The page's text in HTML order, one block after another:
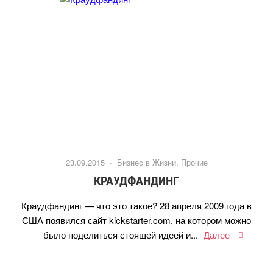
23.09.2015 · Бизнес в Жизни, Прочие
КРАУДФАНДИНГ
Краудфандинг — что это такое? 28 апреля 2009 года
США появился сайт kickstarter.com, на котором можно
ыло поделиться стоящей идеей и... Далее